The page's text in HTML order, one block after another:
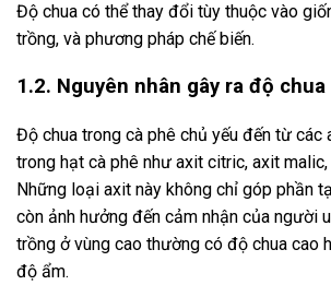
Độ chua có thể thay đổi tùy thuộc vào
trồng, và phương pháp chế biến.
1.2. Nguyên nhân gây ra độ chua
Độ chua trong cà phê chủ yếu đến từ các
trong hạt cà phê như axit citric, axit
Những loại axit này không chỉ góp phần
còn ảnh hưởng đến cảm nhận của người
trồng ở vùng cao thường có độ chua cao
độ ẩm.